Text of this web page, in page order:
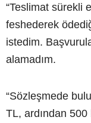
“Teslimat sürekli
feshederek
istedim.
alamadım.
“Sözleşmede
TL, ardından